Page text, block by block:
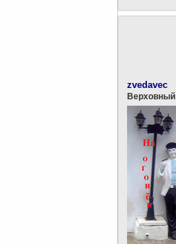
zvedavec